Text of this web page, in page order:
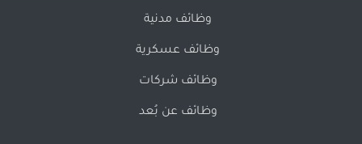
وظائف مدنية
وظائف عسكرية
وظائف شركات
وظائف عن بُعد